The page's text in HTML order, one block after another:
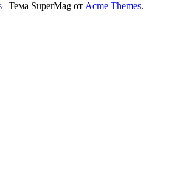
Тема SuperMag от Acme Themes.